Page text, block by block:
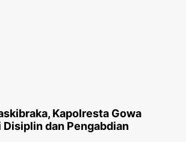
Kapolresta Gowa
Disiplin dan Pengabdian